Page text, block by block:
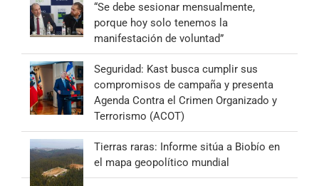
“Se debe sesionar mensualmente,
porque hoy solo tenemos la
manifestación de voluntad”
Seguridad: Kast busca cumplir sus
compromisos de campaña y presenta
Agenda Contra el Crimen Organizado y
Terrorismo (ACOT)
Tierras raras: Informe sitúa a Biobío en
el mapa geopolítico mundial